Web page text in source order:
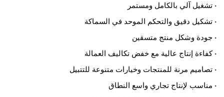
• تشغيل آلي بالكامل ومستمر
• تشكيل دقيق والتحكم الموحد في السماكة
• جودة وشكل منتج متسقين
• كفاءة إنتاج عالية مع خفض تكاليف العمالة
• تصاميم مرنة للمنتجات وخيارات متنوعة للتتبيل
• مناسب لإنتاج تجاري واسع النطاق